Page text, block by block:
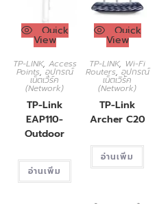
Quick
View
TP-LINK, Access
Points,อุปกรณ์
เน็ตเวิร์ค
(Network)
TP-Link
EAP110-
Outdoor
อ่านเพิ่ม
Quick
View
TP-LINK, Wi-Fi
Routers,อุปกรณ์
เน็ตเวิร์ค
(Network)
TP-Link
Archer C20
อ่านเพิ่ม